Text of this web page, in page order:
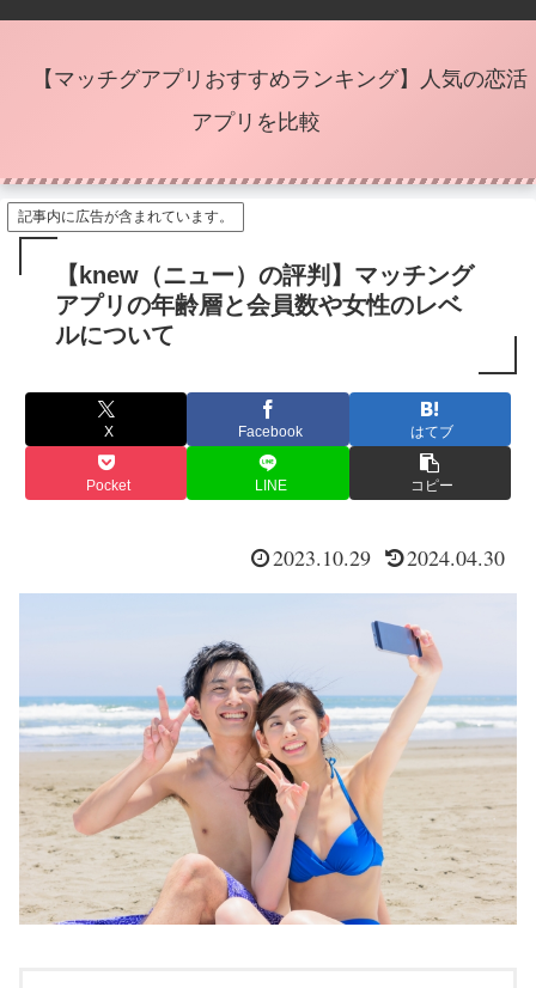
【マッチグアプリおすすめランキング】人気の恋活
アプリを比較
記事内に広告が含まれています。
【knew（ニュー）の評判】マッチング
アプリの年齢層と会員数や女性のレベ
ルについて
X Facebook はてブ
Pocket LINE コピー
2023.10.29 2024.04.30